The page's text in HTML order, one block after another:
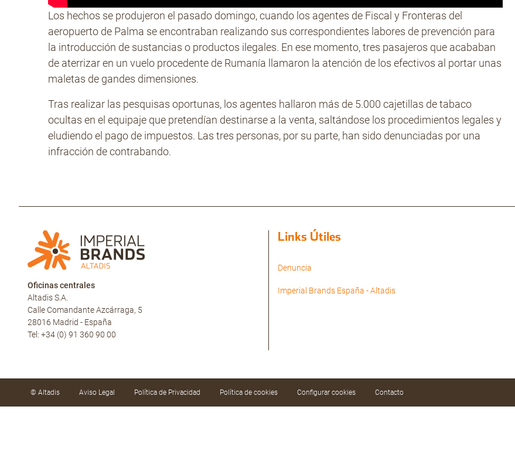
Los hechos se produjeron el pasado domingo, cuando los agentes de Fiscal y Fronteras del
aeropuerto de Palma se encontraban realizando sus correspondientes labores de prevención para
la introducción de sustancias o productos ilegales. En ese momento, tres pasajeros que acababan
de aterrizar en un vuelo procedente de Rumanía llamaron la atención de los efectivos al portar unas
maletas de gandes dimensiones.
Tras realizar las pesquisas oportunas, los agentes hallaron más de 5.000 cajetillas de tabaco
ocultas en el equipaje que pretendían destinarse a la venta, saltándose los procedimientos legales y
eludiendo el pago de impuestos. Las tres personas, por su parte, han sido denunciadas por una
infracción de contrabando.
Oficinas centrales
Altadis S.A.
Calle Comandante Azcárraga, 5
28016 Madrid - España
Tel: +34 (0) 91 360 90 00
Links Útiles
Denuncia
Imperial Brands España - Altadis
© Altadis Aviso Legal Política de Privacidad Política de cookies Configurar cookies Contacto